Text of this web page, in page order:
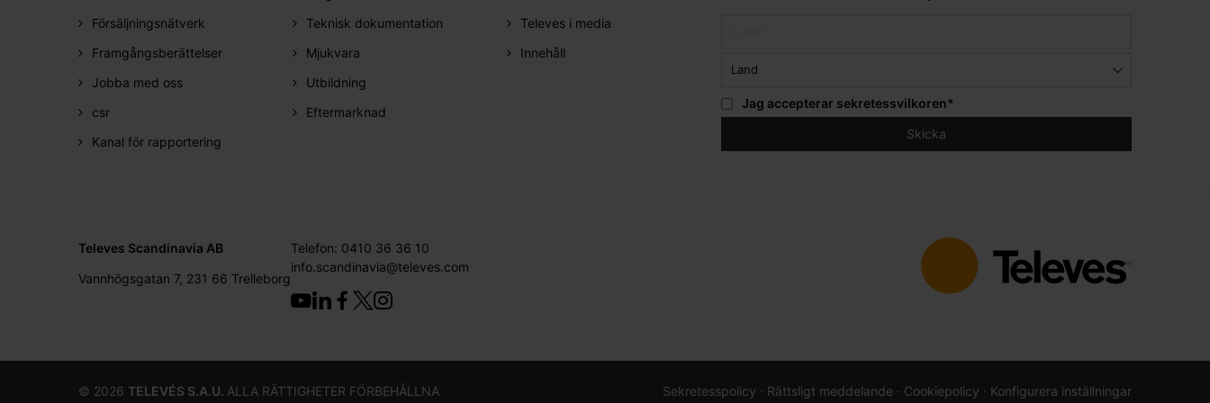
Försäljningsnätverk
Framgångsberättelser
Jobba med oss
csr
Kanal för rapportering
Teknisk dokumentation
Mjukvara
Utbildning
Eftermarknad
Televes i media
Innehåll
Jag accepterar sekretessvilkoren*
Televes Scandinavia AB
Vannhögsgatan 7, 231 66 Trelleborg
Telefon: 0410 36 36 10
info.scandinavia@televes.com
© 2026 TELEVÉS S.A.U. ALLA RÄTTIGHETER FÖRBEHÅLLNA Sekretesspolicy · Rättsligt meddelande · Cookiepolicy · Konfigurera inställningar